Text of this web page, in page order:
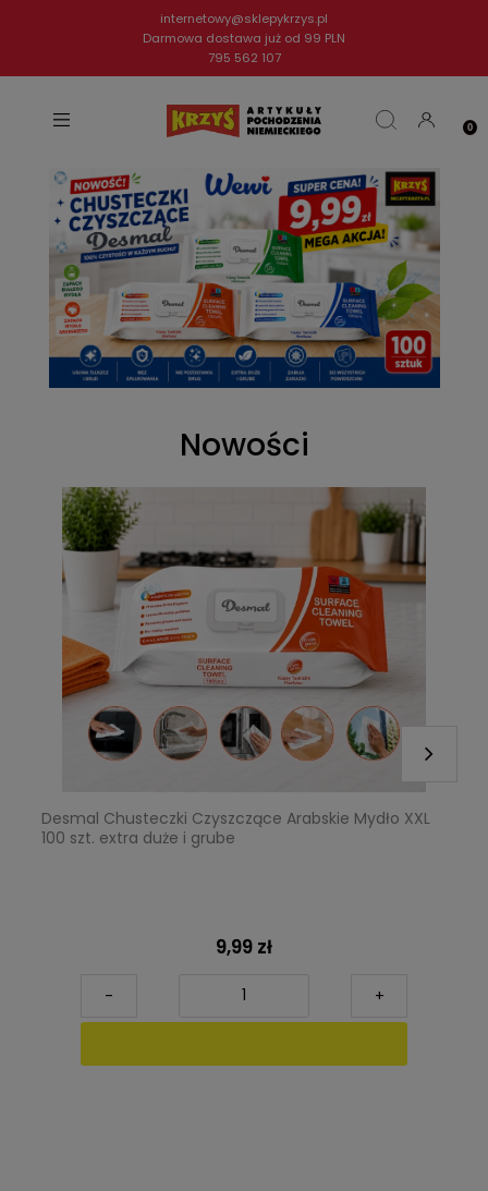
internetowy@sklepykrzys.pl
Darmowa dostawa już od 99 PLN
795 562 107
Nowości
Desmal Chusteczki Czyszczące Arabskie Mydło XXL
100 szt. extra duże i grube
9,99 zł
+
-